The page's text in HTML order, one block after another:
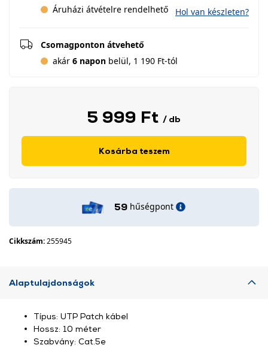
Áruházi átvételre rendelhető
Hol van készleten?
Csomagponton átvehető
akár 6 napon belül, 1 190 Ft-tól
5 999 Ft / db
Kosárba teszem
59 hűségpont
Cikkszám:255945
Alaptulajdonságok
Típus: UTP Patch kábel
Hossz: 10 méter
Szabvány: Cat.5e